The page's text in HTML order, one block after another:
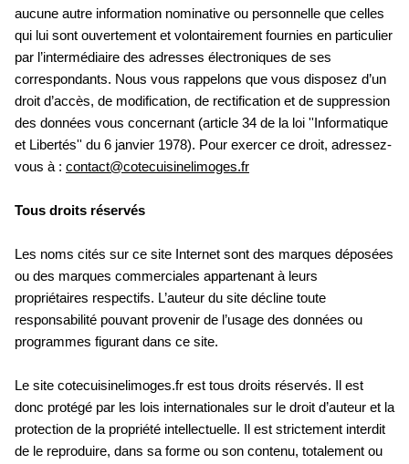
aucune autre information nominative ou personnelle que celles
qui lui sont ouvertement et volontairement fournies en particulier
par l’intermédiaire des adresses électroniques de ses
correspondants. Nous vous rappelons que vous disposez d’un
droit d’accès, de modification, de rectification et de suppression
des données vous concernant (article 34 de la loi ''Informatique
et Libertés'' du 6 janvier 1978). Pour exercer ce droit, adressez-
vous à : contact@cotecuisinelimoges.fr
Tous droits réservés
Les noms cités sur ce site Internet sont des marques déposées
ou des marques commerciales appartenant à leurs
propriétaires respectifs. L’auteur du site décline toute
responsabilité pouvant provenir de l’usage des données ou
programmes figurant dans ce site.
Le site cotecuisinelimoges.fr est tous droits réservés. Il est
donc protégé par les lois internationales sur le droit d’auteur et la
protection de la propriété intellectuelle. Il est strictement interdit
de le reproduire, dans sa forme ou son contenu, totalement ou